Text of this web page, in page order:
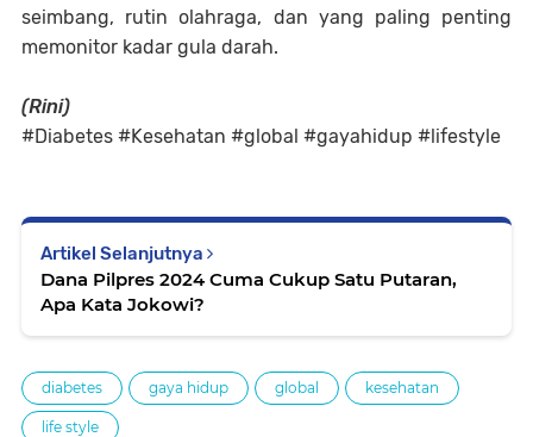
seimbang, rutin olahraga, dan yang paling penting
memonitor kadar gula darah.
(Rini)
#Diabetes #Kesehatan #global #gayahidup #lifestyle
Artikel Selanjutnya
Dana Pilpres 2024 Cuma Cukup Satu Putaran,
Apa Kata Jokowi?
diabetes gaya hidup global kesehatan
life style